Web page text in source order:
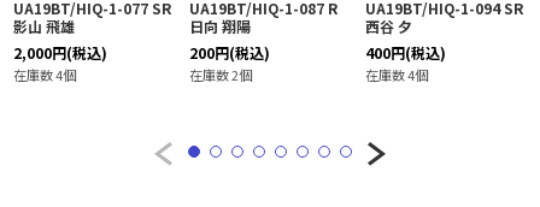
UA19BT/HIQ-1-077 SR
影山 飛雄
2,000円(税込)
在庫数 4個
UA19BT/HIQ-1-087 R
日向 翔陽
200円(税込)
在庫数 2個
UA19BT/HIQ-1-094 SR
西谷 夕
400円(税込)
在庫数 4個